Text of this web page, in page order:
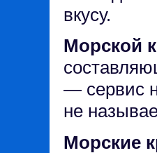
вкусу.
Морской
— сервис
не
Морские